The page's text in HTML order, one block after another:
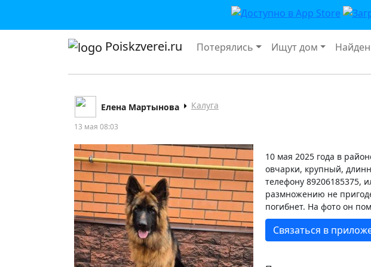
Poiskzverei.ru Потерялись Ищут дом
Елена Мартынова Калуга
13 мая 08:03
10 мая 2025 года в
овчарки, крупный,
телефону 89206185375,
размножению не
погибнет. На фото он
Связаться в